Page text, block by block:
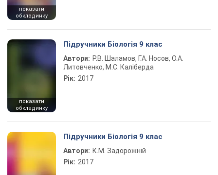
показати
обкладинку
показати
обкладинку
Підручники Біологія 9 клас
Автори: Р.В. Шаламов, Г.А. Носов, О.А.
Литовченко, М.С. Каліберда
Рік: 2017
Підручники Біологія 9 клас
Автори: К.М. Задорожній
Рік: 2017